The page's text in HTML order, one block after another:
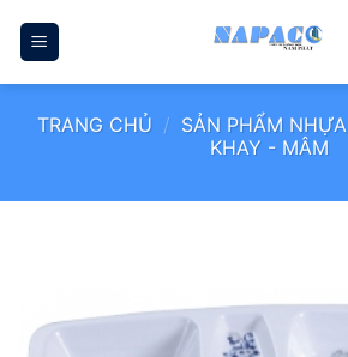
qua
TRANG CHỦ / SẢN PHẨM NHỰA
KHAY - MÂM